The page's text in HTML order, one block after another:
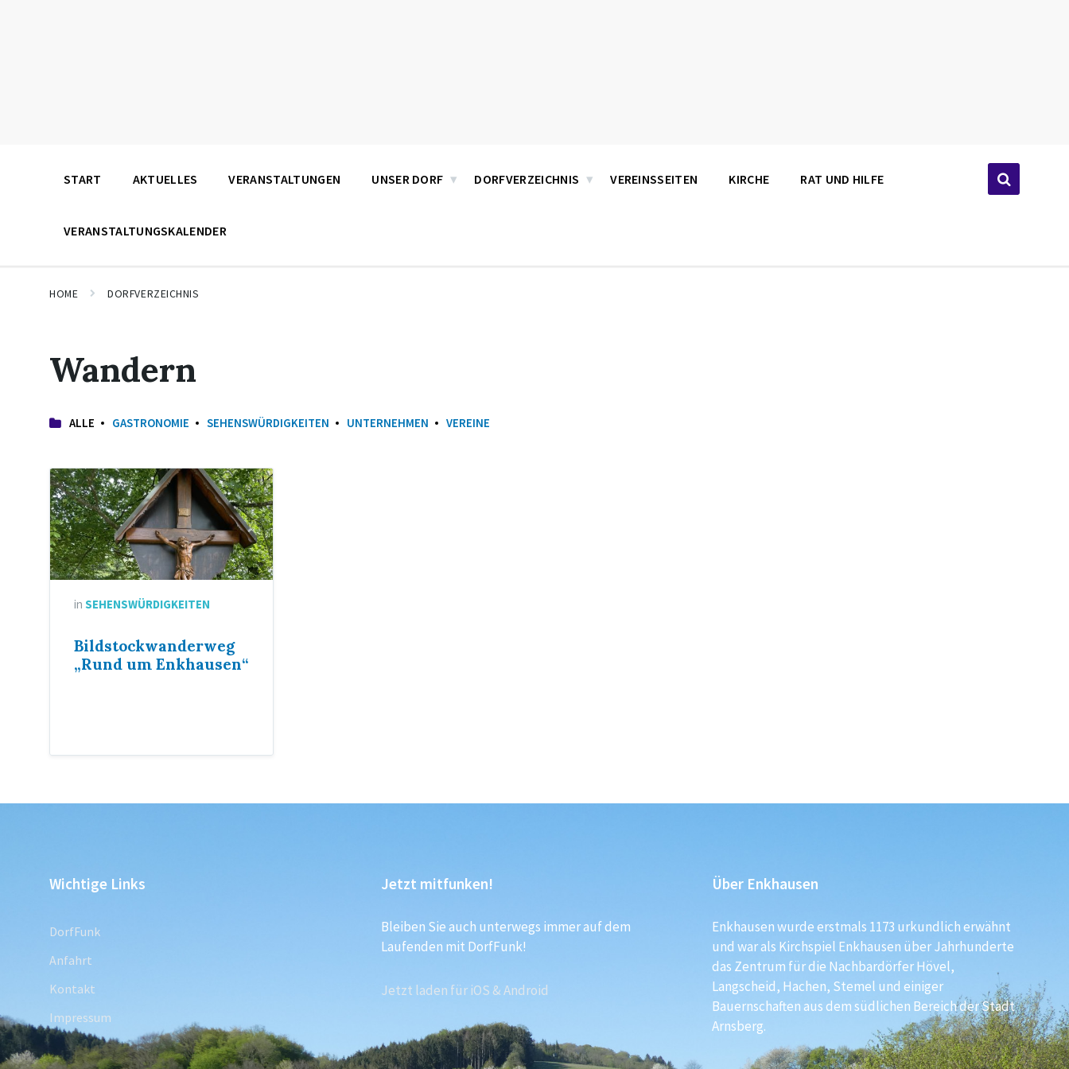
START AKTUELLES VERANSTALTUNGEN UNSER DORF DORFVERZEICHNIS VEREINSSEITEN KIRCHE RAT UND HILFE
VERANSTALTUNGSKALENDER
HOME DORFVERZEICHNIS
Wandern
ALLE GASTRONOMIE SEHENSWÜRDIGKEITEN UNTERNEHMEN VEREINE
in SEHENSWÜRDIGKEITEN
Bildstockwanderweg
„Rund um Enkhausen“
Wichtige Links
DorfFunk
Anfahrt
Kontakt
Impressum
Jetzt mitfunken!
Bleiben Sie auch unterwegs immer auf dem
Laufenden mit DorfFunk!
Jetzt laden für iOS & Android
Über Enkhausen
Enkhausen wurde erstmals 1173 urkundlich erwähnt
und war als Kirchspiel Enkhausen über Jahrhunderte
das Zentrum für die Nachbardörfer Hövel,
Langscheid, Hachen, Stemel und einiger
Bauernschaften aus dem südlichen Bereich der Stadt
Arnsberg.